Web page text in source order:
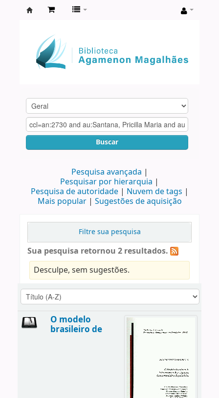
Agamenon
Magalhães
Buscar
Pesquisa avançada
Pesquisar por hierarquia
Pesquisa de autoridade
Nuvem de tags
Mais popular
Sugestões de aquisição
Filtre sua pesquisa
Sua pesquisa retornou 2 resultados.
Desculpe, sem sugestões.
O modelo
brasileiro de